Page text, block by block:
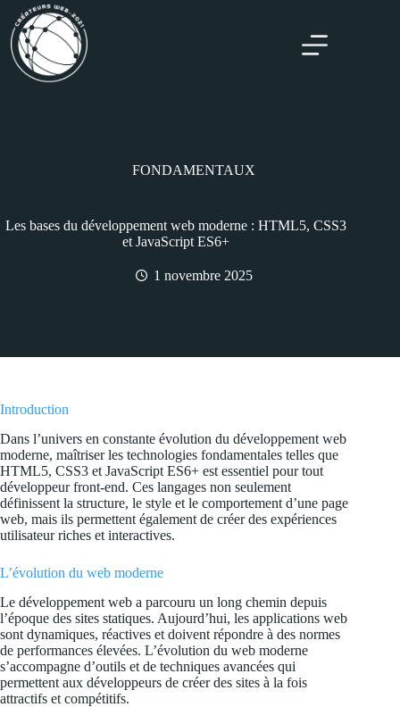
FONDAMENTAUX
Les bases du développement web moderne : HTML5, CSS3
et JavaScript ES6+
1 novembre 2025
Introduction
Dans l’univers en constante évolution du développement web
moderne, maîtriser les technologies fondamentales telles que
HTML5, CSS3 et JavaScript ES6+ est essentiel pour tout
développeur front-end. Ces langages non seulement
définissent la structure, le style et le comportement d’une page
web, mais ils permettent également de créer des expériences
utilisateur riches et interactives.
L’évolution du web moderne
Le développement web a parcouru un long chemin depuis
l’époque des sites statiques. Aujourd’hui, les applications web
sont dynamiques, réactives et doivent répondre à des normes
de performances élevées. L’évolution du web moderne
s’accompagne d’outils et de techniques avancées qui
permettent aux développeurs de créer des sites à la fois
attractifs et compétitifs.